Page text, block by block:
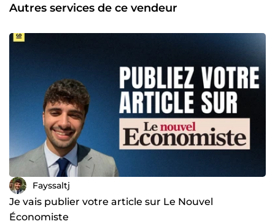
Autres services de ce vendeur
Fayssaltj
Je vais publier votre article sur Le Nouvel
Économiste